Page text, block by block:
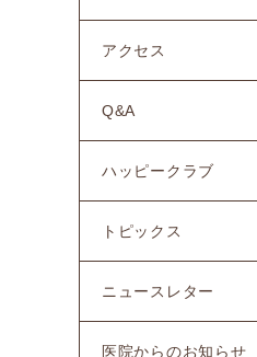
2024年07月
2024年06月
2024年05月
2024年03月
アクセス
Q&A
ハッピークラブ
トピックス
ニュースレター
医院からのお知らせ